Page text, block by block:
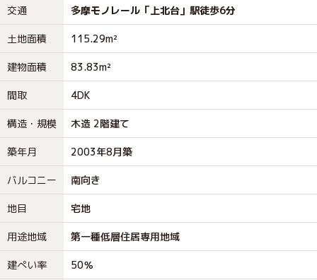
交通 多摩モノレール「上北台」駅徒歩6分
土地面積 115.29m²
建物面積 83.83m²
間取 4DK
構造・規模 木造 2階建て
築年月 2003年8月築
バルコニー 南向き
地目 宅地
用途地域 第一種低層住居専用地域
建ぺい率 50％